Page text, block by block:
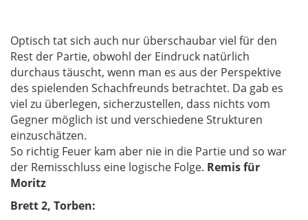
Optisch tat sich auch nur überschaubar viel für den
Rest der Partie, obwohl der Eindruck natürlich
durchaus täuscht, wenn man es aus der Perspektive
des spielenden Schachfreunds betrachtet. Da gab es
viel zu überlegen, sicherzustellen, dass nichts vom
Gegner möglich ist und verschiedene Strukturen
einzuschätzen.
So richtig Feuer kam aber nie in die Partie und so war
der Remisschluss eine logische Folge. Remis für
Moritz
Brett 2, Torben: